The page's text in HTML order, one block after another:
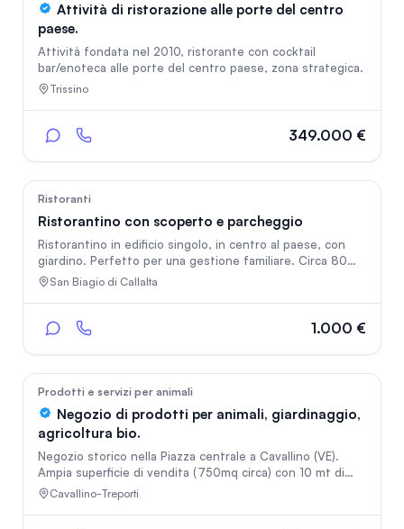
Attività di ristorazione alle porte del centro
paese.
Attività fondata nel 2010, ristorante con cocktail
bar/enoteca alle porte del centro paese, zona strategica.
Trissino
349.000 €
Ristoranti
Ristorantino con scoperto e parcheggio
Ristorantino in edificio singolo, in centro al paese, con
giardino. Perfetto per una gestione familiare. Circa 80
posti interni e una 40ina esterni su plateatico. Arredato
e completo. Cucina completa. Totalmente a norma. Chiavi
primo anno 2000 dal secondo anno Il canone comprende
esperienza e non sognatori perditempo. Grazie.
Preferibilmente una famiglia, o due soci.
San Biagio di Callalta
1.000 €
Prodotti e servizi per animali
Negozio di prodotti per animali, giardinaggio,
agricoltura bio.
Negozio storico nella Piazza centrale a Cavallino (VE).
Ampia superficie di vendita (750mq circa) con 10 mt di
altezza (possibile realizzare soppalco o secondo piano).
Sopra il negozio vi è un appartamento abitabile di 65 mq
Cavallino-Treporti